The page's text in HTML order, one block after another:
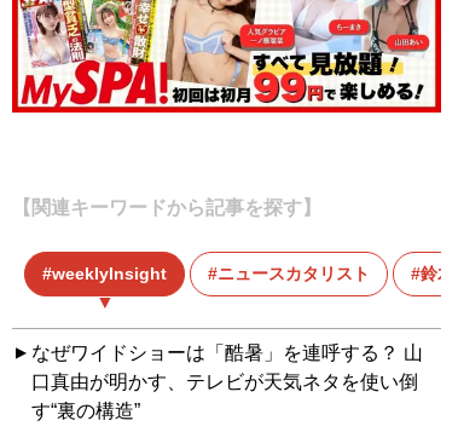
【関連キーワードから記事を探す】
weeklyInsight ニュースカタリスト 鈴木
なぜワイドショーは「酷暑」を連呼する？ 山
口真由が明かす、テレビが天気ネタを使い倒
す“裏の構造”